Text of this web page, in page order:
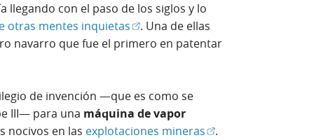
llegando con el paso de los siglos y lo
otras mentes inquietas(Abrir en ventana nueva)
. Una de ellas
navarro que fue el primero en patentar
de invención —que es como se
III— para una máquina de vapor
nocivos en las explotaciones mineras(Abrir en ventana
.